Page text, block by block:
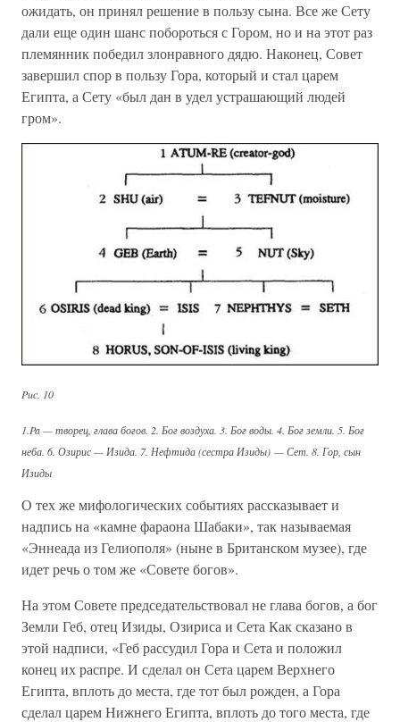
ожидать, он принял решение в пользу сына. Все же Сету
дали еще один шанс побороться с Гором, но и на этот раз
племянник победил злонравного дядю. Наконец, Совет
завершил спор в пользу Гора, который и стал царем
Египта, а Сету «был дан в удел устрашающий людей
гром».
Puc. 10
1.Pa — творец, глава богов. 2. Бог воздуха. 3. Бог воды. 4. Бог земли. 5. Бог
неба. 6. Озирис — Изида. 7. Нефтида (сестра Изиды) — Сет. 8. Гор, сын
Изиды
О тех же мифологических событиях рассказывает и
надпись на «камне фараона Шабаки», так называемая
«Эннеада из Гелиополя» (ныне в Британском музее), где
идет речь о том же «Совете богов».
На этом Совете председательствовал не глава богов, а бог
Земли Геб, отец Изиды, Озириса и Сета Как сказано в
этой надписи, «Геб рассудил Гора и Сета и положил
конец их распре. И сделал он Сета царем Верхнего
Египта, вплоть до места, где тот был рожден, а Гора
сделал царем Нижнего Египта, вплоть до того места, где